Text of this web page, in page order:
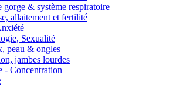
gorge & système respiratoire
allaitement et fertilité
Sexualité
peau & ongles
jambes lourdes
- Concentration